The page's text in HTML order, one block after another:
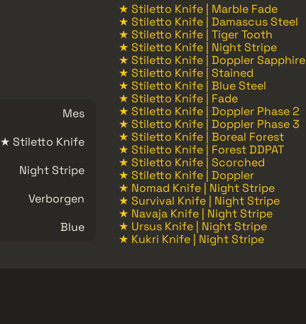
Mes
★ Stiletto Knife
Night Stripe
Verborgen
Blue
★ Stiletto Knife | Marble Fade
★ Stiletto Knife | Damascus Steel
★ Stiletto Knife | Tiger Tooth
★ Stiletto Knife | Night Stripe
★ Stiletto Knife | Doppler Sapphire
★ Stiletto Knife | Stained
★ Stiletto Knife | Blue Steel
★ Stiletto Knife | Fade
★ Stiletto Knife | Doppler Phase 2
★ Stiletto Knife | Doppler Phase 3
★ Stiletto Knife | Boreal Forest
★ Stiletto Knife | Forest DDPAT
★ Stiletto Knife | Scorched
★ Stiletto Knife | Doppler
★ Nomad Knife | Night Stripe
★ Survival Knife | Night Stripe
★ Navaja Knife | Night Stripe
★ Ursus Knife | Night Stripe
★ Kukri Knife | Night Stripe